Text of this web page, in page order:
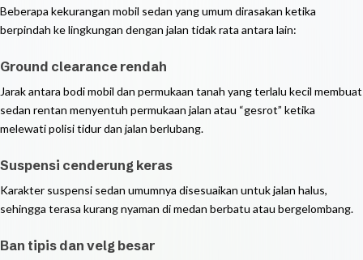
Beberapa kekurangan mobil sedan yang umum dirasakan ketika
berpindah ke lingkungan dengan jalan tidak rata antara lain:
Ground clearance rendah
Jarak antara bodi mobil dan permukaan tanah yang terlalu kecil membuat
sedan rentan menyentuh permukaan jalan atau “gesrot” ketika
melewati polisi tidur dan jalan berlubang.
Suspensi cenderung keras
Karakter suspensi sedan umumnya disesuaikan untuk jalan halus,
sehingga terasa kurang nyaman di medan berbatu atau bergelombang.
Ban tipis dan velg besar